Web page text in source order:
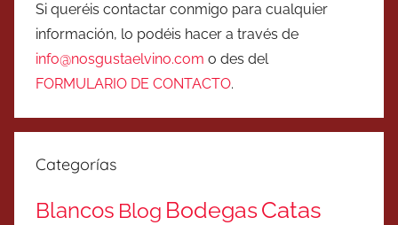
Si queréis contactar conmigo para cualquier
información, lo podéis hacer a través de
info@nosgustaelvino.com o des del
FORMULARIO DE CONTACTO.
Categorías
Blancos Blog BodegasCatas